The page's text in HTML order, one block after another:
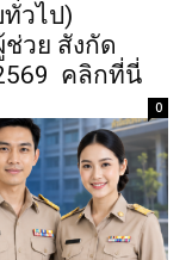
วไป)
วย สังกัด
คลิกที่นี่
0